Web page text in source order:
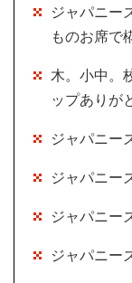
ジャパニー
ものお席
木。小中
ップありが
ジャパニー
ジャパニー
ジャパニー
ジャパニー